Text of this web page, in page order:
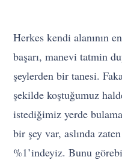
Herkes kendi alanının
başarı, manevi tatmin
şeylerden bir tanesi.
şekilde koştuğumuz
istediğimiz yerde
bir şey var, aslında
%1’indeyiz. Bunu